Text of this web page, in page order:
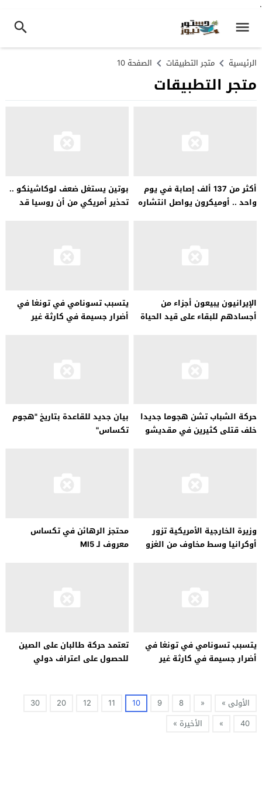
.
الرئيسية متجر التطبيقات الصفحة 10
متجر التطبيقات
أكثر من 137 ألف إصابة في يوم
واحد .. أوميكرون يواصل انتشاره
بوتين يستغل ضعف لوكاشينكو ..
تحذير أمريكي من أن روسيا قد
الإيرانيون يبيعون أجزاء من
أجسادهم للبقاء على قيد الحياة
يتسبب تسونامي في تونغا في
أضرار جسيمة في كارثة غير
حركة الشباب تشن هجوما جديدا
خلف قتلى كثيرين في مقديشو
بيان جديد للقاعدة بتاريخ "هجوم
تكساس"
وزيرة الخارجية الأمريكية تزور
أوكرانيا وسط مخاوف من الغزو
محتجز الرهائن في تكساس
معروف لـ MI5
يتسبب تسونامي في تونغا في
أضرار جسيمة في كارثة غير
تعتمد حركة طالبان على الصين
للحصول على اعتراف دولي
الأولى » «
8
9
10
11
12
20
30
40
» الأخيرة »